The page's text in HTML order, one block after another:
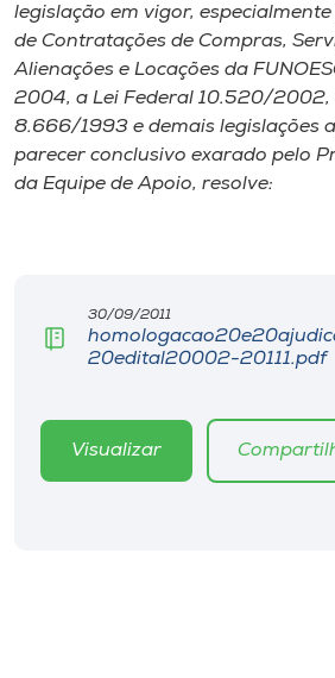
Cultura
CPA
Biblioteca
Unoesc
legislação em vigor,
de Contratações de Compras,
Alienações e Locações da
2004, a Lei Federal 10.520/2002,
8.666/1993 e demais legislações
parecer conclusivo exarado pelo
da Equipe de Apoio, resolve:
30/09/2011
20edital20002-20111.pdf
Visualizar